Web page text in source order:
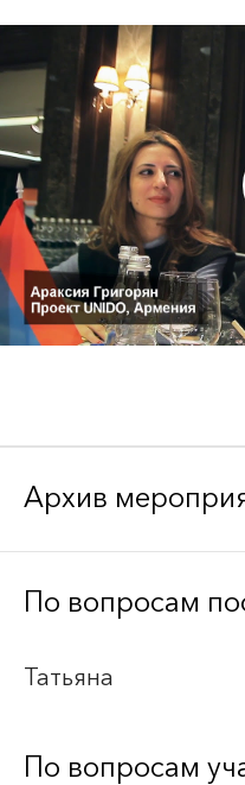
Архив
Bee-Together 21
BEE-
По вопросам
Татьяна
По вопросам